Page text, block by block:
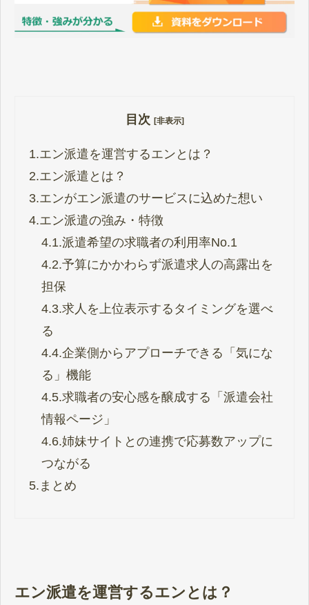
目次 [非表示]
1.エン派遣を運営するエンとは？
2.エン派遣とは？
3.エンがエン派遣のサービスに込めた想い
4.エン派遣の強み・特徴
4.1.派遣希望の求職者の利用率No.1
4.2.予算にかかわらず派遣求人の高露出を
担保
4.3.求人を上位表示するタイミングを選べ
る
4.4.企業側からアプローチできる「気にな
る」機能
4.5.求職者の安心感を醸成する「派遣会社
情報ページ」
4.6.姉妹サイトとの連携で応募数アップに
つながる
5. まとめ
エン派遣を運営するエンとは？